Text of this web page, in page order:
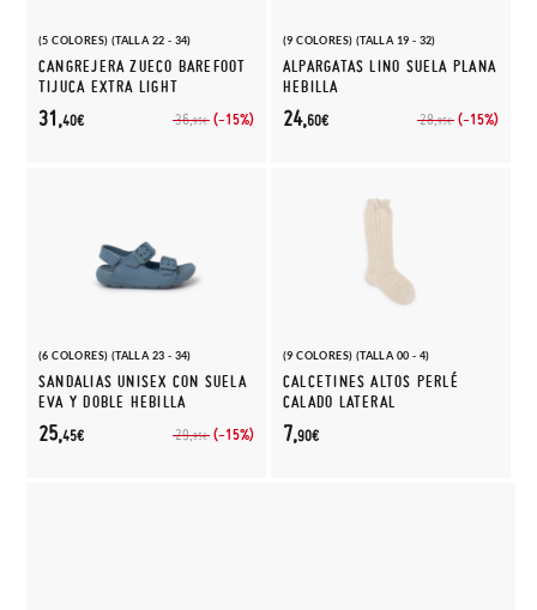
(5 COLORES) (TALLA 22 - 34)
CANGREJERA ZUECO BAREFOOT
TIJUCA EXTRA LIGHT
36,95€ (-15%)
31,40€
(9 COLORES) (TALLA 19 - 32)
ALPARGATAS LINO SUELA PLANA
HEBILLA
28,95€ (-15%)
24,60€
(6 COLORES) (TALLA 23 - 34)
SANDALIAS UNISEX CON SUELA
EVA Y DOBLE HEBILLA
29,95€ (-15%)
25,45€
(9 COLORES) (TALLA 00 - 4)
CALCETINES ALTOS PERLÉ
CALADO LATERAL
7,90€